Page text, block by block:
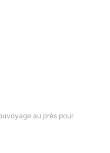
au près pour